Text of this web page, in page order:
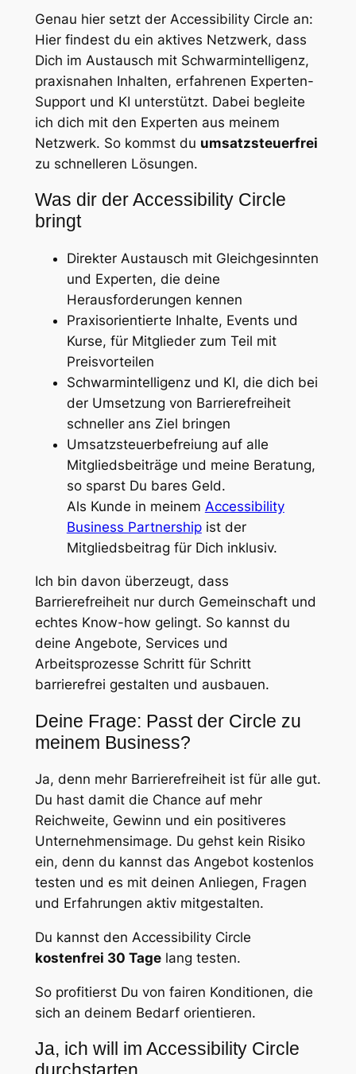
Genau hier setzt der Accessibility Circle an:
Hier findest du ein aktives Netzwerk, dass
Dich im Austausch mit Schwarmintelligenz,
praxisnahen Inhalten, erfahrenen Experten-
Support und KI unterstützt. Dabei begleite
ich dich mit den Experten aus meinem
Netzwerk. So kommst du umsatzsteuerfrei
zu schnelleren Lösungen.
Was dir der Accessibility Circle
bringt
Direkter Austausch mit Gleichgesinnten
und Experten, die deine
Herausforderungen kennen
Praxisorientierte Inhalte, Events und
Kurse, für Mitglieder zum Teil mit
Preisvorteilen
Schwarmintelligenz und KI, die dich bei
der Umsetzung von Barrierefreiheit
schneller ans Ziel bringen
Umsatzsteuerbefreiung auf alle
Mitgliedsbeiträge und meine Beratung,
so sparst Du bares Geld.
Als Kunde in meinem Accessibility
Business Partnershipist der
Mitgliedsbeitrag für Dich inklusiv.
Ich bin davon überzeugt, dass
Barrierefreiheit nur durch Gemeinschaft und
echtes Know-how gelingt. So kannst du
deine Angebote, Services und
Arbeitsprozesse Schritt für Schritt
barrierefrei gestalten und ausbauen.
Deine Frage: Passt der Circle zu
meinem Business?
Ja, denn mehr Barrierefreiheit ist für alle gut.
Du hast damit die Chance auf mehr
Reichweite, Gewinn und ein positiveres
Unternehmensimage. Du gehst kein Risiko
ein, denn du kannst das Angebot kostenlos
testen und es mit deinen Anliegen, Fragen
und Erfahrungen aktiv mitgestalten.
Du kannst den Accessibility Circle
kostenfrei 30 Tagelang testen.
So profitierst Du von fairen Konditionen, die
sich an deinem Bedarf orientieren.
Ja, ich will im Accessibility Circle
durchstarten